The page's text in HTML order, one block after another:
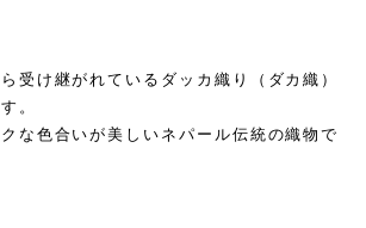
受け継がれているダッカ織り（ダカ織）
。
な色合いが美しいネパール伝統の織物で